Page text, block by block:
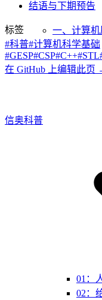
一、计算机
01：
02：
结语与下期预告
标签
#科普#计算机科学基础
#GESP#CSP#C++#STL
在 GitHub 上编辑此页
信奥科普